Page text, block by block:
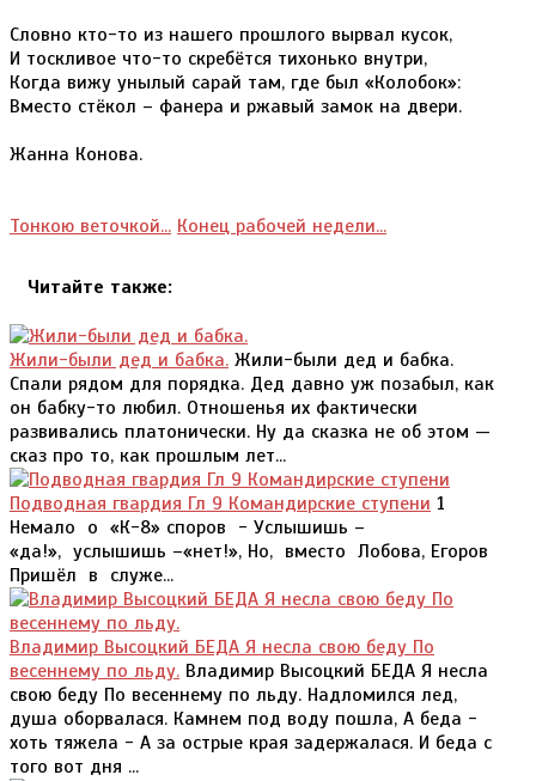
Словно кто-то из нашего прошлого вырвал кусок,
И тоскливое что-то скребётся тихонько внутри,
Когда вижу унылый сарай там, где был «Колобок»:
Вместо стёкол – фанера и ржавый замок на двери.
Жанна Конова.
Тонкою веточкой... Конец рабочей недели...
Читайте также:
Жили-были дед и бабка. Жили-были дед и бабка.
Спали рядом для порядка. Дед давно уж позабыл, как
он бабку-то любил. Отношенья их фактически
развивались платонически. Ну да сказка не об этом —
сказ про то, как прошлым лет...
Подводная гвардия Гл 9 Командирские ступени 1
Немало о «К-8» споров - Услышишь –
«да!», услышишь –«нет!», Но, вместо Лобова, Егоров
Пришёл в служе...
Владимир Высоцкий БЕДА Я несла свою беду По
весеннему по льду. Владимир Высоцкий БЕДА Я несла
свою беду По весеннему по льду. Надломился лед,
душа оборвалася. Камнем под воду пошла, А беда -
хоть тяжела - А за острые края задержалася. И беда с
того вот дня ...